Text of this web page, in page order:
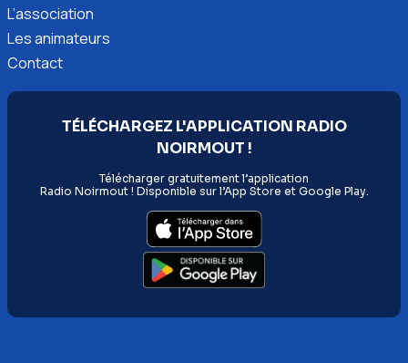
L’association
Les animateurs
Contact
TÉLÉCHARGEZ L'APPLICATION RADIO
NOIRMOUT !
Télécharger gratuitement l’application
Radio Noirmout ! Disponible sur l’App Store et Google Play.